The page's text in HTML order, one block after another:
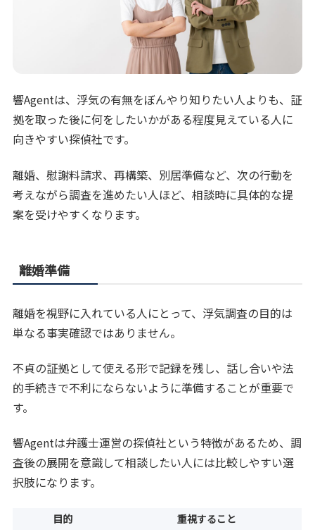
響Agentは、浮気の有無をぼんやり知りたい人よりも、証
拠を取った後に何をしたいかがある程度見えている人に
向きやすい探偵社です。
離婚、慰謝料請求、再構築、別居準備など、次の行動を
考えながら調査を進めたい人ほど、相談時に具体的な提
案を受けやすくなります。
離婚準備
離婚を視野に入れている人にとって、浮気調査の目的は
単なる事実確認ではありません。
不貞の証拠として使える形で記録を残し、話し合いや法
的手続きで不利にならないように準備することが重要で
す。
響Agentは弁護士運営の探偵社という特徴があるため、調
査後の展開を意識して相談したい人には比較しやすい選
択肢になります。
目的 重視すること